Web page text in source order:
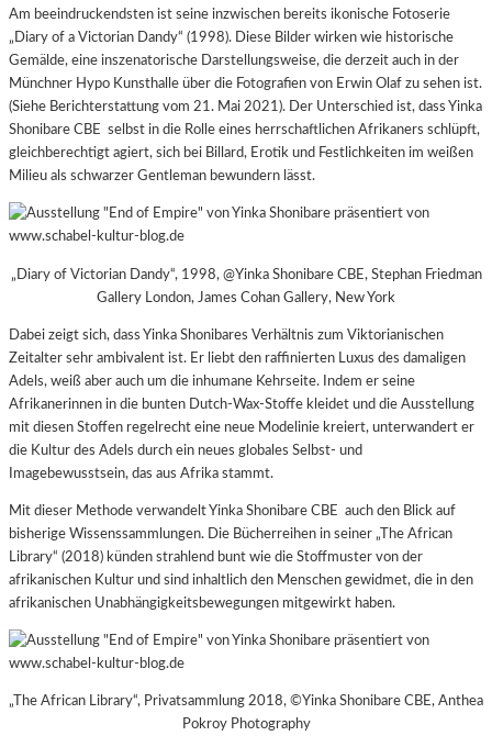
Am beeindruckendsten ist seine inzwischen bereits ikonische Fotoserie
„Diary of a Victorian Dandy“ (1998). Diese Bilder wirken wie historische
Gemälde, eine inszenatorische Darstellungsweise, die derzeit auch in der
Münchner Hypo Kunsthalle über die Fotografien von Erwin Olaf zu sehen ist.
(Siehe Berichterstattung vom 21. Mai 2021). Der Unterschied ist, dass Yinka
Shonibare CBE selbst in die Rolle eines herrschaftlichen Afrikaners schlüpft,
gleichberechtigt agiert, sich bei Billard, Erotik und Festlichkeiten im weißen
Milieu als schwarzer Gentleman bewundern lässt.
„Diary of Victorian Dandy“, 1998, @Yinka Shonibare CBE, Stephan Friedman
Gallery London, James Cohan Gallery, New York
Dabei zeigt sich, dass Yinka Shonibares Verhältnis zum Viktorianischen
Zeitalter sehr ambivalent ist. Er liebt den raffinierten Luxus des damaligen
Adels, weiß aber auch um die inhumane Kehrseite. Indem er seine
Afrikanerinnen in die bunten Dutch-Wax-Stoffe kleidet und die Ausstellung
mit diesen Stoffen regelrecht eine neue Modelinie kreiert, unterwandert er
die Kultur des Adels durch ein neues globales Selbst- und
Imagebewusstsein, das aus Afrika stammt.
Mit dieser Methode verwandelt Yinka Shonibare CBE auch den Blick auf
bisherige Wissenssammlungen. Die Bücherreihen in seiner „The African
Library“ (2018) künden strahlend bunt wie die Stoffmuster von der
afrikanischen Kultur und sind inhaltlich den Menschen gewidmet, die in den
afrikanischen Unabhängigkeitsbewegungen mitgewirkt haben.
„The African Library“, Privatsammlung 2018, ©Yinka Shonibare CBE, Anthea
Pokroy Photography